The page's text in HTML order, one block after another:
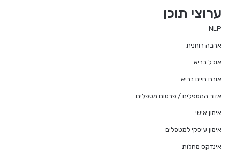
ערוצי תוכן
NLP
אהבה רוחנית
אוכל בריא
אורח חיים בריא
אזור המטפלים / פרסום מטפלים
אימון אישי
אימון עיסקי למטפלים
אינדקס מחלות